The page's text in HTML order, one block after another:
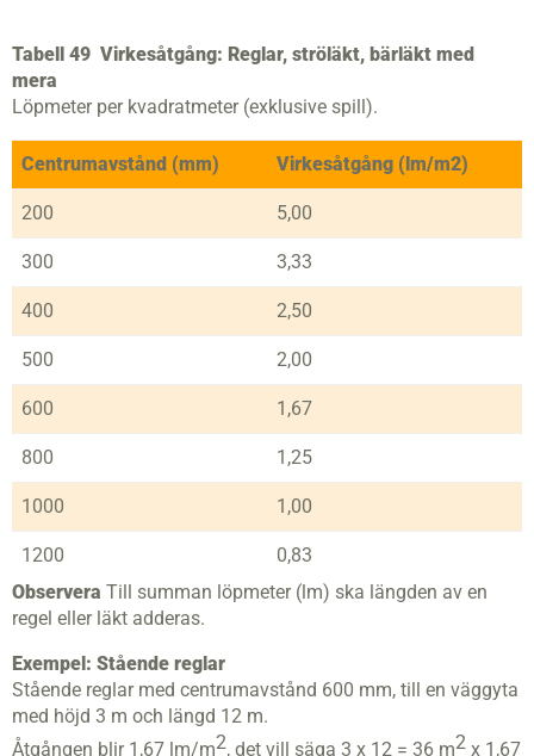
Tabell 49 Virkesåtgång: Reglar, ströläkt, bärläkt med
mera
Löpmeter per kvadratmeter (exklusive spill).
Centrumavstånd (mm) Virkesåtgång (lm/m2)
200 5,00
300 3,33
400 2,50
500 2,00
600 1,67
800 1,25
1000 1,00
1200
0,83
Observera Till summan löpmeter (lm) ska längden av en
regel eller läkt adderas.
Exempel: Stående reglar
Stående reglar med centrumavstånd 600 mm, till en väggyta
med höjd 3 m och längd 12 m.
Åtgången blir 1,67 lm/m2, det vill säga 3 x 12 = 36 m2 x 1,67